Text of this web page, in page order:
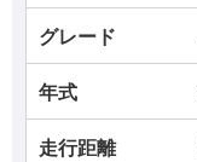
グレード
年式
走行距離